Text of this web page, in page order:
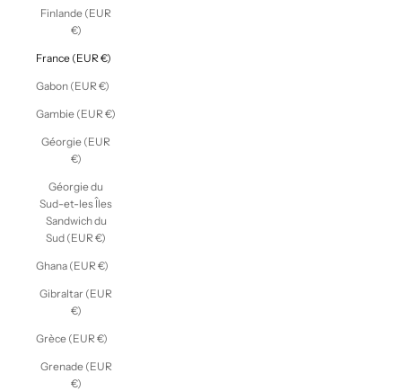
Finlande (EUR
€)
France (EUR €)
Gabon (EUR €)
Gambie (EUR €)
Géorgie (EUR
€)
Géorgie du
Sud-et-les Îles
Sandwich du
Sud (EUR €)
Ghana (EUR €)
Gibraltar (EUR
€)
Grèce (EUR €)
Grenade (EUR
€)